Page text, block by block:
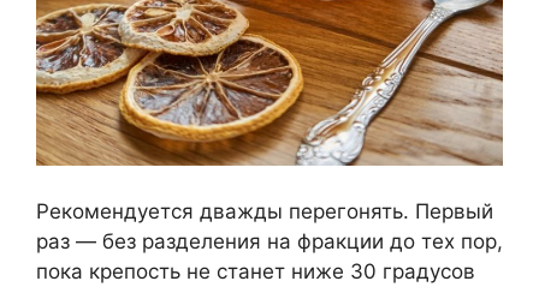
Рекомендуется дважды перегонять. Первый
раз — без разделения на фракции до тех пор,
пока крепость не станет ниже 30 градусов